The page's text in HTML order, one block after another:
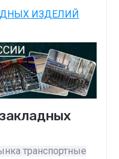
ИЗДЕЛИЙ
транспортные